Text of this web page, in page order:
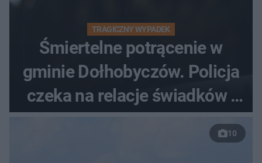
TRAGICZNY WYPADEK
Śmiertelne potrącenie w
gminie Dołhobyczów. Policja
czeka na relacje świadków i
nagrania z kamer
10